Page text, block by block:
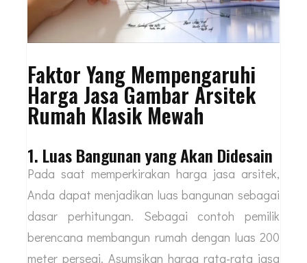
Faktor Yang Mempengaruhi
Harga Jasa Gambar Arsitek
Rumah Klasik Mewah
1. Luas Bangunan yang Akan Didesain
Pada saat memperkirakan harga jasa arsitek,
Anda dapat menjadikan luas bangunan sebagai
dasar perhitungan. Sebagai contoh pemilik
berencana membangun rumah dengan luas 200
meter persegi. Asumsikan harga rata-rata jasa